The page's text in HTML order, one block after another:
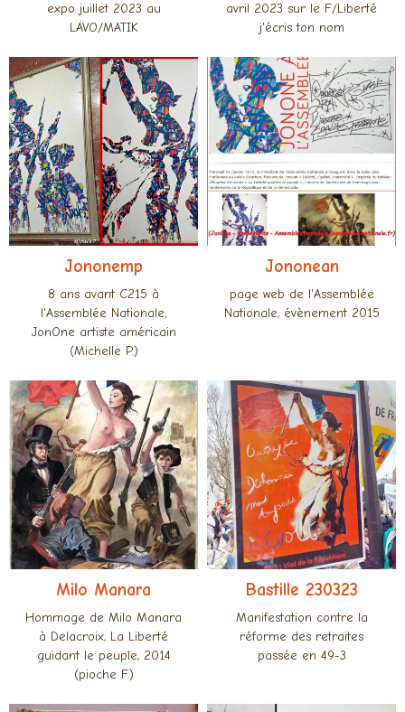
expo juillet 2023 au
LAVO/MATIK
avril 2023 sur le F/Liberté
j'écris ton nom
Jononemp
8 ans avant C215 à
l'Assemblée Nationale,
JonOne artiste américain
(Michelle P.)
Jononean
page web de l'Assemblée
Nationale, évènement 2015
Milo Manara
Hommage de Milo Manara
à Delacroix, La Liberté
guidant le peuple, 2014
(pioche F.)
Bastille 230323
Manifestation contre la
réforme des retraites
passée en 49-3